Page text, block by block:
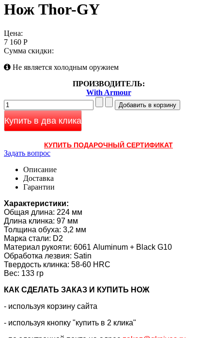
Нож Thor-GY
Цена:
7 160 Р
Сумма скидки:
Не является холодным оружием
ПРОИЗВОДИТЕЛЬ:
With Armour
Купить в два клика
КУПИТЬ ПОДАРОЧНЫЙ СЕРТИФИКАТ
Задать вопрос
Описание
Доставка
Гарантии
Характеристики:
Общая длина: 224 мм
Длина клинка: 97 мм
Толщина обуха: 3,2 мм
Марка стали: D2
Материал рукояти: 6061 Aluminum + Black G10
Обработка лезвия: Satin
Твердость клинка: 58-60 HRC
Вес: 133 гр
КАК CДЕЛАТЬ ЗАКАЗ И КУПИТЬ НОЖ
- используя корзину сайта
- используя кнопку "купить в 2 клика"